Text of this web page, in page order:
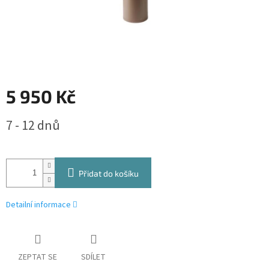
5 950 Kč
cena:
7 - 12 dnů
Přidat do košíku
Detailní informace
ZEPTAT SE SDÍLET